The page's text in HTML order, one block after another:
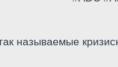
называемые